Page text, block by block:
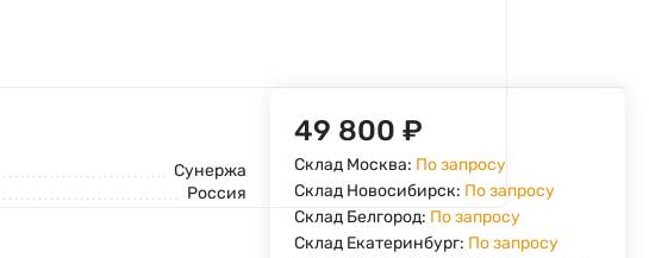
Сунержа
Россия
49 800₽
Склад Москва: По запросу
Склад Новосибирск: По запросу
Склад Белгород: По запросу
Склад Екатеринбург: По запросу